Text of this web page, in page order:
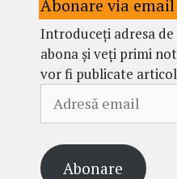
Abonare via email
Introduceți adresa
abona și veți primi
vor fi publicate
email
Abonare